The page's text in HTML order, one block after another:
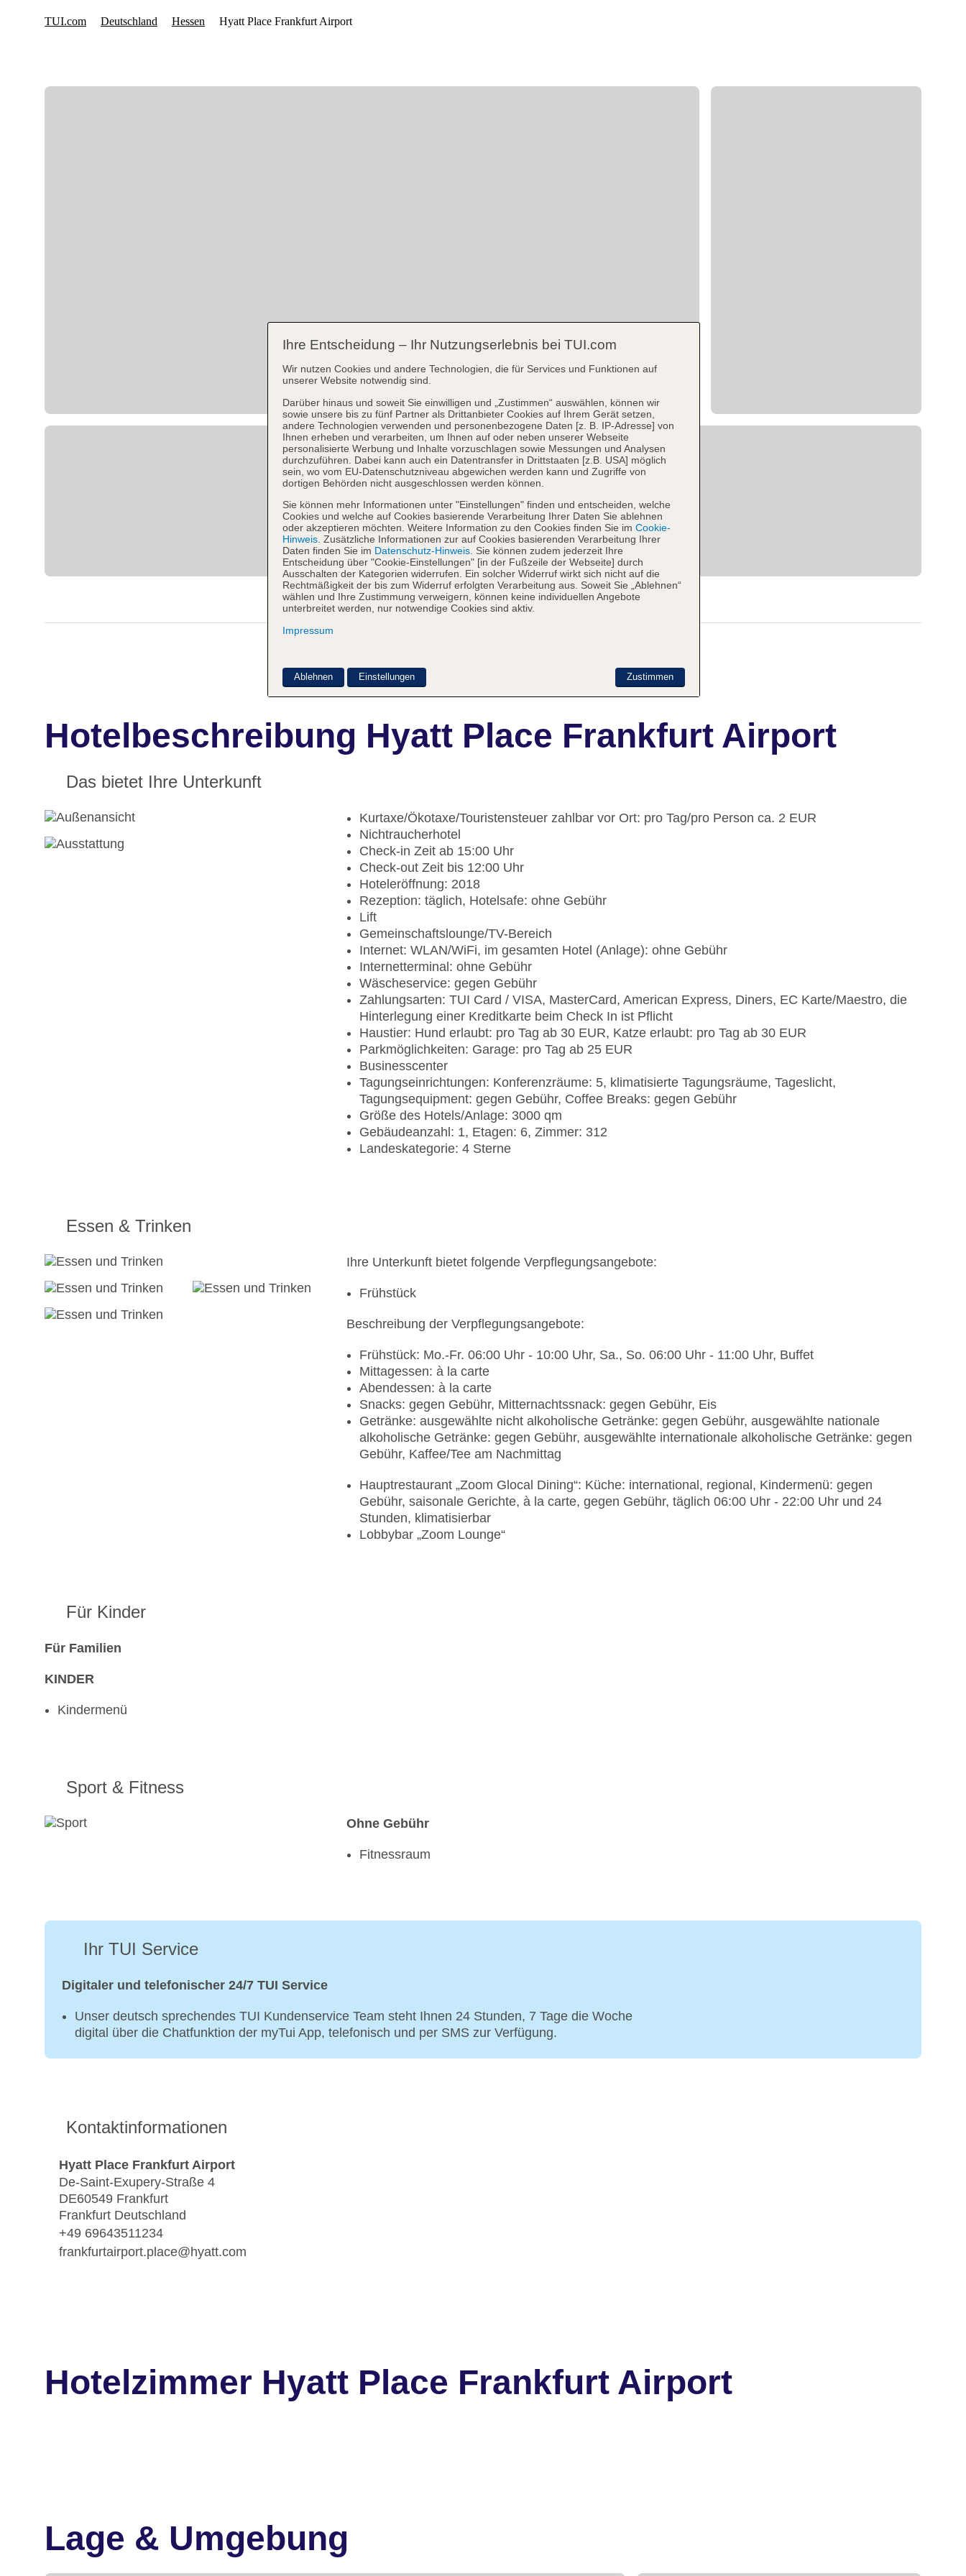
Hotelbeschreibung Hyatt Place Frankfurt Airport
Das bietet Ihre Unterkunft
Kurtaxe/Ökotaxe/Touristensteuer zahlbar vor Ort: pro Tag/pro Person ca. 2 EUR
Nichtraucherhotel
Check-in Zeit ab 15:00 Uhr
Check-out Zeit bis 12:00 Uhr
Hoteleröffnung: 2018
Rezeption: täglich, Hotelsafe: ohne Gebühr
Lift
Gemeinschaftslounge/TV-Bereich
Internet: WLAN/WiFi, im gesamten Hotel (Anlage): ohne Gebühr
Internetterminal: ohne Gebühr
Wäscheservice: gegen Gebühr
Zahlungsarten: TUI Card / VISA, MasterCard, American Express, Diners, EC Karte/Maestro, die
Hinterlegung einer Kreditkarte beim Check In ist Pflicht
Haustier: Hund erlaubt: pro Tag ab 30 EUR, Katze erlaubt: pro Tag ab 30 EUR
Parkmöglichkeiten: Garage: pro Tag ab 25 EUR
Businesscenter
Tagungseinrichtungen: Konferenzräume: 5, klimatisierte Tagungsräume, Tageslicht,
Tagungsequipment: gegen Gebühr, Coffee Breaks: gegen Gebühr
Größe des Hotels/Anlage: 3000 qm
Gebäudeanzahl: 1, Etagen: 6, Zimmer: 312
Landeskategorie: 4 Sterne
Essen & Trinken
Ihre Unterkunft bietet folgende Verpflegungsangebote:
Frühstück
Beschreibung der Verpflegungsangebote:
Frühstück: Mo.-Fr. 06:00 Uhr - 10:00 Uhr, Sa., So. 06:00 Uhr - 11:00 Uhr, Buffet
Mittagessen: à la carte
Abendessen: à la carte
Snacks: gegen Gebühr, Mitternachtssnack: gegen Gebühr, Eis
Getränke: ausgewählte nicht alkoholische Getränke: gegen Gebühr, ausgewählte nationale
alkoholische Getränke: gegen Gebühr, ausgewählte internationale alkoholische Getränke: gegen
Gebühr, Kaffee/Tee am Nachmittag
Hauptrestaurant „Zoom Glocal Dining“: Küche: international, regional, Kindermenü: gegen
Gebühr, saisonale Gerichte, à la carte, gegen Gebühr, täglich 06:00 Uhr - 22:00 Uhr und 24
Stunden, klimatisierbar
Lobbybar „Zoom Lounge“
Für Kinder
Für Familien
KINDER
Kindermenü
Sport & Fitness
Ohne Gebühr
Fitnessraum
Ihr TUI Service
Digitaler und telefonischer 24/7 TUI Service
Unser deutsch sprechendes TUI Kundenservice Team steht Ihnen 24 Stunden, 7 Tage die Woche
digital über die Chatfunktion der myTui App, telefonisch und per SMS zur Verfügung.
Kontaktinformationen
Hyatt Place Frankfurt Airport
De-Saint-Exupery-Straße 4
DE60549 Frankfurt
Frankfurt Deutschland
+49 69643511234
frankfurtairport.place@hyatt.com
Hotelzimmer Hyatt Place Frankfurt Airport
Lage & Umgebung
Ihre Entscheidung – Ihr Nutzungserlebnis bei TUI.com
Wir nutzen Cookies und andere Technologien, die für Services und Funktionen auf
unserer Website notwendig sind.
Darüber hinaus und soweit Sie einwilligen und „Zustimmen“ auswählen, können wir
sowie unsere bis zu fünf Partner als Drittanbieter Cookies auf Ihrem Gerät setzen,
andere Technologien verwenden und personenbezogene Daten [z. B. IP-Adresse] von
Ihnen erheben und verarbeiten, um Ihnen auf oder neben unserer Webseite
personalisierte Werbung und Inhalte vorzuschlagen sowie Messungen und Analysen
durchzuführen. Dabei kann auch ein Datentransfer in Drittstaaten [z.B. USA] möglich
sein, wo vom EU-Datenschutzniveau abgewichen werden kann und Zugriffe von
dortigen Behörden nicht ausgeschlossen werden können.
Sie können mehr Informationen unter "Einstellungen" finden und entscheiden, welche
Cookies und welche auf Cookies basierende Verarbeitung Ihrer Daten Sie ablehnen
oder akzeptieren möchten. Weitere Information zu den Cookies finden Sie im Cookie-
Hinweis . Zusätzliche Informationen zur auf Cookies basierenden Verarbeitung Ihrer
Daten finden Sie im Datenschutz-Hinweis . Sie können zudem jederzeit Ihre
Entscheidung über "Cookie-Einstellungen" [in der Fußzeile der Webseite] durch
Ausschalten der Kategorien widerrufen. Ein solcher Widerruf wirkt sich nicht auf die
Rechtmäßigkeit der bis zum Widerruf erfolgten Verarbeitung aus. Soweit Sie „Ablehnen“
wählen und Ihre Zustimmung verweigern, können keine individuellen Angebote
unterbreitet werden, nur notwendige Cookies sind aktiv.
Impressum
Zustimmen
Ablehnen Einstellungen